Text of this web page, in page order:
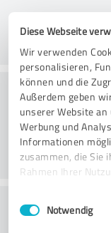
Diese Webseite
Wir verwenden
personalisieren,
können und die
Außerdem geben
unserer Website
Werbung und
Informationen
zusammen, die Sie
Rahmen Ihrer
Impressum
Einwilligungsauswahl
Notwendig